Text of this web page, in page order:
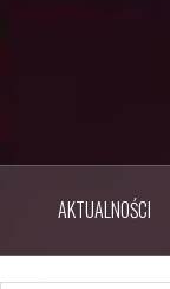
AKTUALNOŚCI